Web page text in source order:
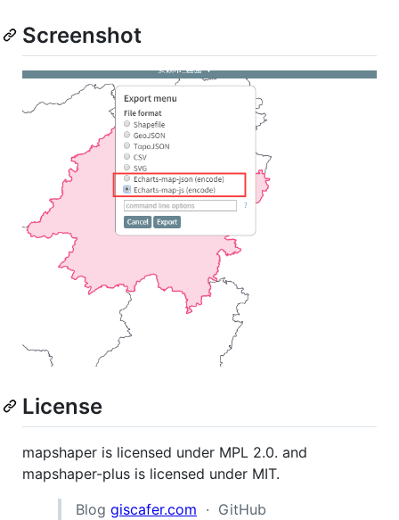
Screenshot
License
mapshaper is licensed under MPL 2.0. and
mapshaper-plus is licensed under MIT.
Blog giscafer.com · GitHub